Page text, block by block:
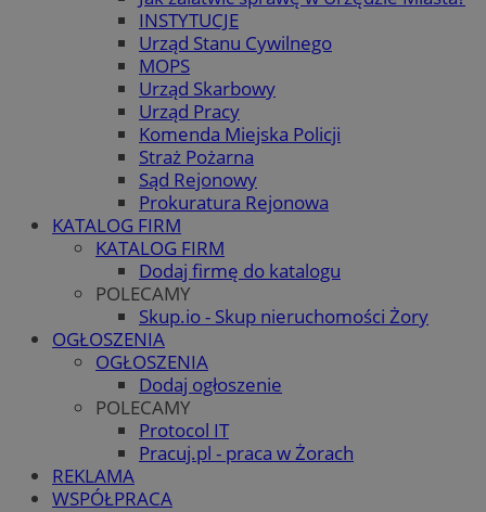
INSTYTUCJE
Urząd Stanu Cywilnego
MOPS
Urząd Skarbowy
Urząd Pracy
Komenda Miejska Policji
Straż Pożarna
Sąd Rejonowy
Prokuratura Rejonowa
KATALOG FIRM
KATALOG FIRM
Dodaj firmę do katalogu
POLECAMY
Skup.io - Skup nieruchomości Żory
OGŁOSZENIA
OGŁOSZENIA
Dodaj ogłoszenie
POLECAMY
Protocol IT
Pracuj.pl - praca w Żorach
REKLAMA
WSPÓŁPRACA